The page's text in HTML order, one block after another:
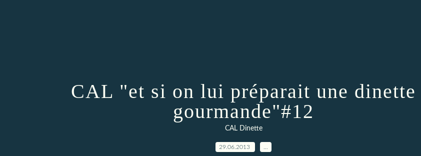
CAL "et si on lui préparait une dinette
gourmande"#12
CAL Dinette
29.06.2013